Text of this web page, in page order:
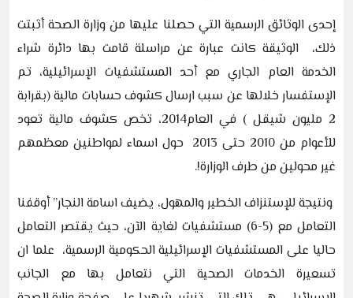
إحدى الوثائق الرسمية التي حصلنا عليها من وزارة الصحة أثبتت
ذلك، الوثيقة كانت عبارة عن مراسلة قامت بها دائرة شراء
الخدمة العام الجاري مع أحد المستشفيات الإسرائيلية، تم
الإستفسار خلالها عن سبب ارسال كشوف حسابات مالية (بقرابة
2 مليون شيقل ) في العام2014، تخص كشوف مالية تعود
للأعوام من 2010 حتى 2013 حول اسماء لمواطنين معظمهم
غير محولين من طرف الوزارة!.
ونتيجة للإستنزاف الخطير والمهول، يضيف اسامة النجار” أوقفنا
التعامل مع (5-6) مستشفيات لغاية الآن، حيث يقتصر التعامل
حاليا على المستشفيات الإسرائيلية الحكومية الرسمية، علما ان
تسعيرة الخدمات الصحية التي نتعامل بها مع الجانب